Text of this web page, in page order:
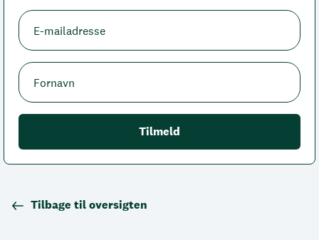
Tilbage til oversigten